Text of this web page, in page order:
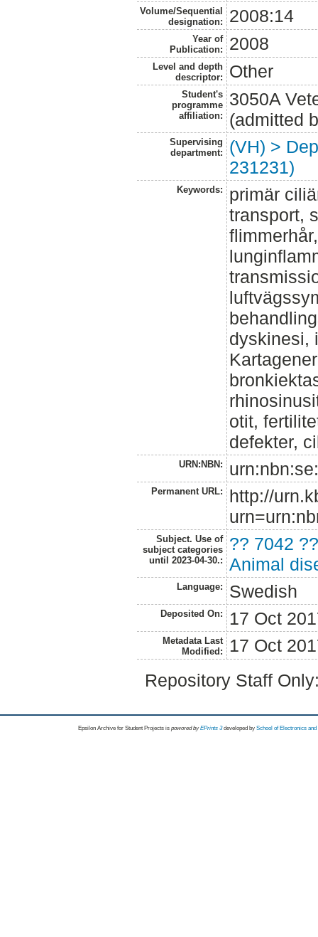
Volume/Sequential
designation:
2008:14
Year of
Publication:
2008
Level and depth
descriptor:
Other
Student's
programme
affiliation:
3050A
(admitted
Supervising
department:
(VH) >
231231)
Keywords:
primär
transport,
dyskinesi,
otit,
defekter,
URN:NBN:
Permanent URL:
http://
Subject. Use of
subject categories
until 2023-04-30.:
?? 7042
Animal
Language: Swedish
Deposited On: 17 Oct
Metadata Last
Modified:
17 Oct
Repository Staff
Epsilon Archive for Student Projects is powored byEPrints 3 developed by School of Electronics